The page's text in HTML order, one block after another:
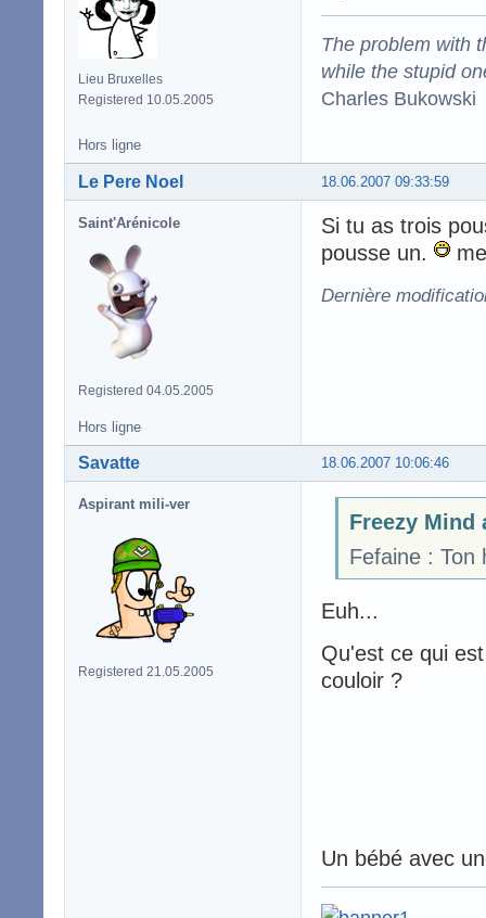
Lieu Bruxelles
Registered 10.05.2005
The problem with
while the stupid
Charles Bukowski
Hors ligne
18.06.2007 09:33:59
Le Pere Noel
Saint'Arénicole
Registered 04.05.2005
Si tu as trois
pousse un.
Dernière
Hors ligne
18.06.2007 10:06:46
Savatte
Aspirant mili-ver
Registered 21.05.2005
Freezy Mind
Fefaine : Ton
Euh...
Qu'est ce qui
couloir ?
Un bébé avec